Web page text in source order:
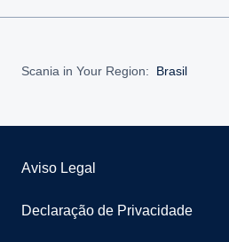
Scania in Your Region: Brasil
Aviso Legal
Declaração de Privacidade